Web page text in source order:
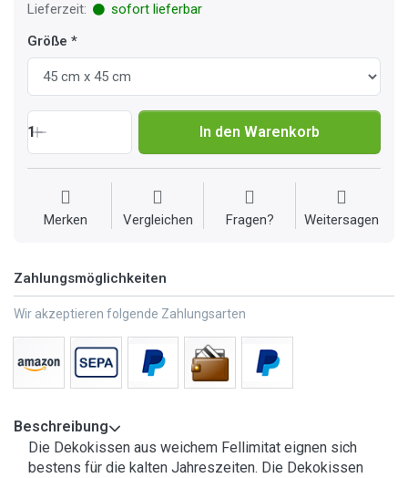
Lieferzeit:
sofort lieferbar
Größe
1 In den Warenkorb
Merken Vergleichen Fragen? Weitersagen
Zahlungsmöglichkeiten
Wir akzeptieren folgende Zahlungsarten
Beschreibung
Die Dekokissen aus weichem Fellimitat eignen sich
bestens für die kalten Jahreszeiten. Die Dekokissen